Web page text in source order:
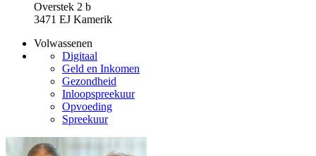
Overstek 2 b
3471 EJ Kamerik
Volwassenen
Digitaal
Geld en Inkomen
Gezondheid
Inloopspreekuur
Opvoeding
Spreekuur